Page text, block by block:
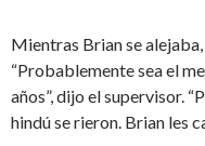
Mientras Brian se
“Probablemente sea el
años”, dijo el supervisor.
hindú se rieron. Brian les